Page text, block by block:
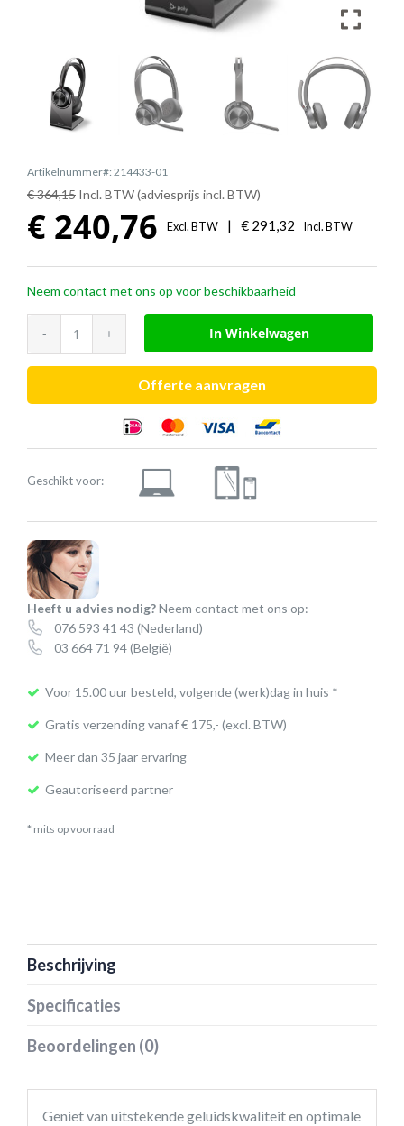
Artikelnummer#: 214433-01
€ 364,15 Incl. BTW (adviesprijs incl. BTW)
€ 240,76 Excl. BTW | € 291,32 Incl. BTW
Neem contact met ons op voor beschikbaarheid
Voyager
2
desk
stand
C)
aantal
In Winkelwagen
Offerte aanvragen
Geschikt voor:
Heeft u advies nodig?Neem contact met ons op:
076 593 41 43 (Nederland)
03 664 71 94(België)
Voor 15.00 uur besteld, volgende (werk)dag in huis *
Gratis verzending vanaf € 175,- (excl. BTW)
Meer dan 35 jaar ervaring
Geautoriseerd partner
* mits op voorraad
Beschrijving
Specificaties
Beoordelingen (0)
Geniet van uitstekende geluidskwaliteit en optimale